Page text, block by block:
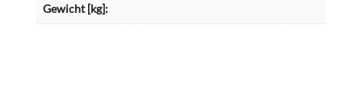
Gewicht [kg]: